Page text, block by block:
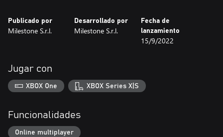
Publicado por
Milestone S.r.l.
Desarrollado por
Milestone S.r.l.
Fecha de
lanzamiento
15/9/2022
Jugar con
XBOX One XBOX Series X|S
Funcionalidades
Online multiplayer